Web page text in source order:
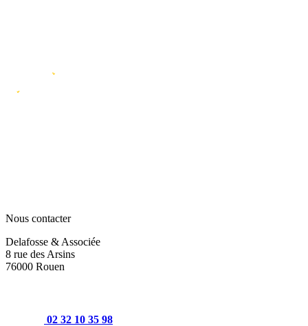
Nous contacter
Delafosse & Associée
8 rue des Arsins
76000 Rouen
02 32 10 35 98